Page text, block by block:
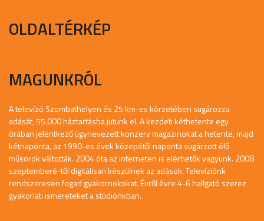
OLDALTÉRKÉP
MAGUNKRÓL
A televízó Szombathelyen és 25 km-es körzetében sugározza
adását, 55.000 háztartásba jutunk el. A kezdeti kéthetente egy
órában jelentkező úgynevezett konzerv magazinokat a hetente, majd
kétnaponta, az 1990-es évek közepétől naponta sugárzott élő
műsorok váltották. 2004 óta az interneten is elérhetők vagyunk. 2008
szeptemberé-től digitálisan készülnek az adások. Televíziónk
rendszeresen fogad gyakornokokat. Évről évre 4-6 hallgató szerez
gyakorlati ismereteket a stúdiónkban.